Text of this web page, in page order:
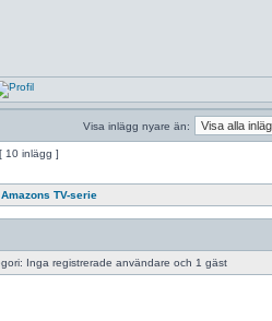
Visa inlägg nyare än:
[ 10 inlägg ]
Amazons TV-serie
Inga registrerade användare och 1 gäst